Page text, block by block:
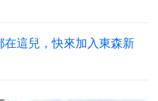
在這兒，快來加入東森新